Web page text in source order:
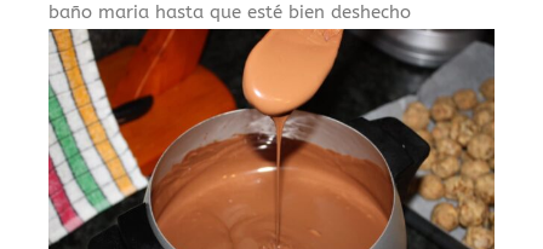
baño maria hasta que esté bien deshecho